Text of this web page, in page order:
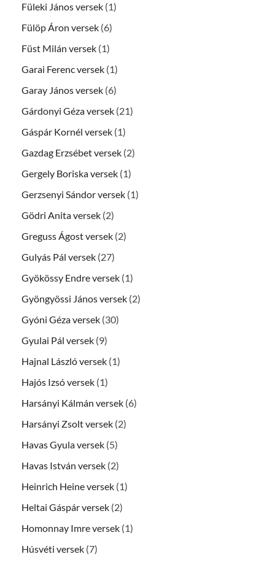
Füleki János versek (1)
Fülöp Áron versek (6)
Füst Milán versek (1)
Garai Ferenc versek (1)
Garay János versek (6)
Gárdonyi Géza versek (21)
Gáspár Kornél versek (1)
Gazdag Erzsébet versek (2)
Gergely Boriska versek (1)
Gerzsenyi Sándor versek (1)
Gödri Anita versek (2)
Greguss Ágost versek (2)
Gulyás Pál versek (27)
Gyökössy Endre versek (1)
Gyöngyössi János versek (2)
Gyóni Géza versek (30)
Gyulai Pál versek (9)
Hajnal László versek (1)
Hajós Izsó versek (1)
Harsányi Kálmán versek (6)
Harsányi Zsolt versek (2)
Havas Gyula versek (5)
Havas István versek (2)
Heinrich Heine versek (1)
Heltai Gáspár versek (2)
Homonnay Imre versek (1)
Húsvéti versek (7)